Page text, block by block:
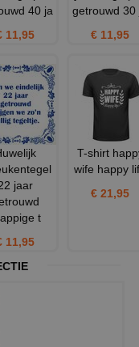
40 ja
11,95
getrouwd 30
€ 11,95
jaar
t
11,95
T-shirt
wife happy
€ 21,95